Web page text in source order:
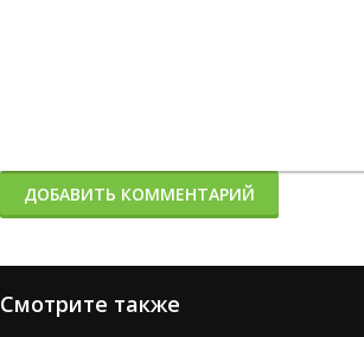
ДОБАВИТЬ КОММЕНТАРИЙ
Смотрите также